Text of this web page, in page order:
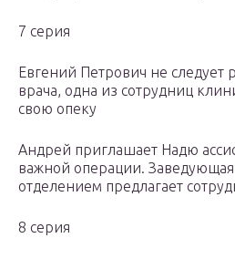
7 серия
Евгений Петрович не следует
врача, одна из сотрудниц
свою опеку
Андрей приглашает Надю
важной операции. Заведующая
отделением предлагает
8 серия